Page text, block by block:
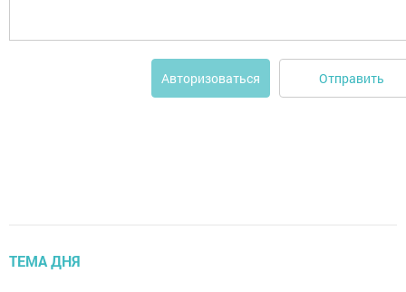
Авторизоваться Отправить
ТЕМА ДНЯ